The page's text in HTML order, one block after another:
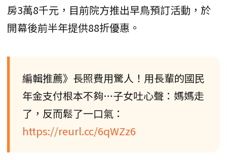
房3萬8千元，目前院方推出早鳥預訂活動，於
開幕後前半年提供88折優惠。
編輯推薦》長照費用驚人！用長輩的國民
年金支付根本不夠…子女吐心聲：媽媽走
了，反而鬆了一口氣：
https://reurl.cc/6qWZz6